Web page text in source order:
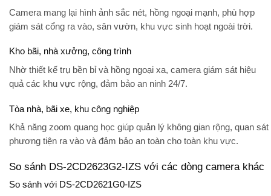
Camera mang lại hình ảnh sắc nét, hồng ngoại mạnh, phù hợp
giám sát cổng ra vào, sân vườn, khu vực sinh hoạt ngoài trời.
Kho bãi, nhà xưởng, công trình
Nhờ thiết kế trụ bền bỉ và hồng ngoại xa, camera giám sát hiệu
quả các khu vực rộng, đảm bảo an ninh 24/7.
Tòa nhà, bãi xe, khu công nghiệp
Khả năng zoom quang học giúp quản lý không gian rộng, quan sát
phương tiện ra vào và đảm bảo an toàn cho toàn khu vực.
So sánh DS-2CD2623G2-IZS với các dòng camera khác
So sánh với DS-2CD2621G0-IZS